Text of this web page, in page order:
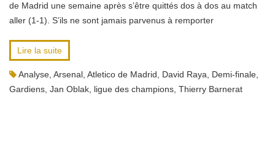
de Madrid une semaine après s’être quittés dos à dos au match
aller (1-1). S’ils ne sont jamais parvenus à remporter
Lire la suite
Analyse Arsenal Atletico de Madrid David Raya Demi-finale
Gardiens Jan Oblak ligue des champions Thierry Barnerat